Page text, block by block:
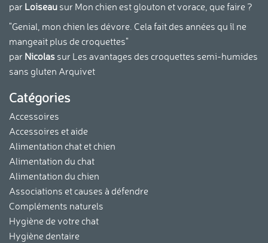
par Loiseau sur Mon chien est glouton et vorace, que faire ?
"Genial, mon chien les dévore. Cela fait des années qu ´il ne
mangeait plus de croquettes"
par Nicolas sur Les avantages des croquettes semi-humides
sans gluten Arquivet
Catégories
Accessoires
Accessoires et aide
Alimentation chat et chien
Alimentation du chat
Alimentation du chien
Associations et causes à défendre
Compléments naturels
Hygiène de votre chat
Hygiène dentaire